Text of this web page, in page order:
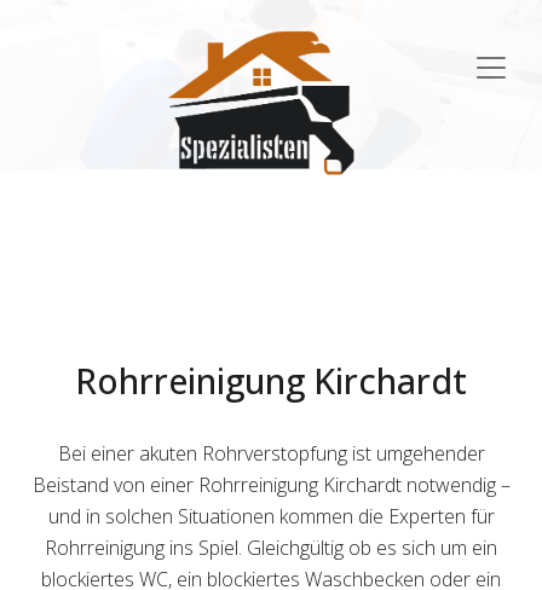
Rohrreinigung Kirchardt
Bei einer akuten Rohrverstopfung ist umgehender
Beistand von einer Rohrreinigung Kirchardt notwendig –
und in solchen Situationen kommen die Experten für
Rohrreinigung ins Spiel. Gleichgültig ob es sich um ein
blockiertes WC, ein blockiertes Waschbecken oder ein